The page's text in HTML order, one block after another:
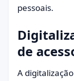
pessoais.
de
A